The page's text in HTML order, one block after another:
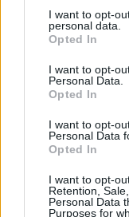
not limited to your
grant or deny
use your data for
consent section.
I want to opt-
personal data.
Opted In
I want to opt-
Personal Data.
Opted In
I want to opt-
Personal Data
Opted In
I want to opt-
Retention,
Personal Data
Purposes for
egyezik bele,
család jó hírét. A
menekülő nő
jóváhagyása
legtöbbször a
házassághoz és
A modernizációt
Egyrészt ekkor
politikailag